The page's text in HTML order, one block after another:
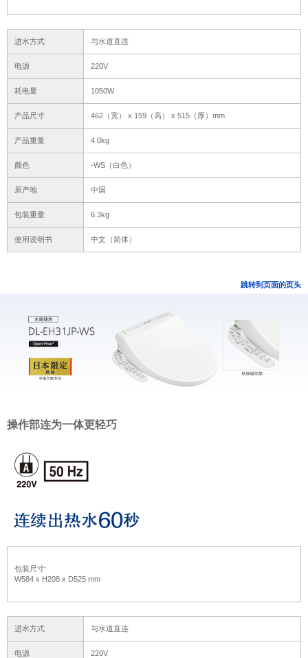
进水方式 与水道直连
电源 220V
耗电量 1050W
产品尺寸 462（宽） x 159（高） x 515（厚）mm
产品重量 4.0kg
颜色 -WS（白色）
原产地 中国
包装重量 6.3kg
使用说明书 中文（简体）
跳转到页面的页头
操作部连为一体更轻巧
包装尺寸:
W584 x H208 x D525 mm
进水方式 与水道直连
电源 220V